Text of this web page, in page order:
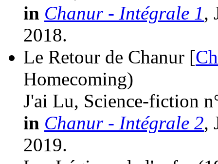
in Chanur - Intégrale 1,
2018.
Le Retour de Chanur [
Homecoming)
J'ai Lu, Science-fiction
in Chanur - Intégrale 2,
2019.